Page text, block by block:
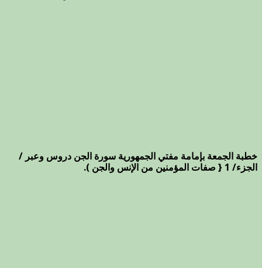
خطبة الجمعة بإمامة مفتي الجمهورية سورة الجن دروس وعبر /
الجزء/ 1 { صفات المؤمنين من الإنس والجن ).